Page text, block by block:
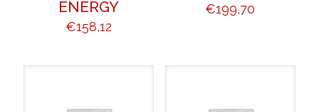
ENERGY
€158,12
€199,70